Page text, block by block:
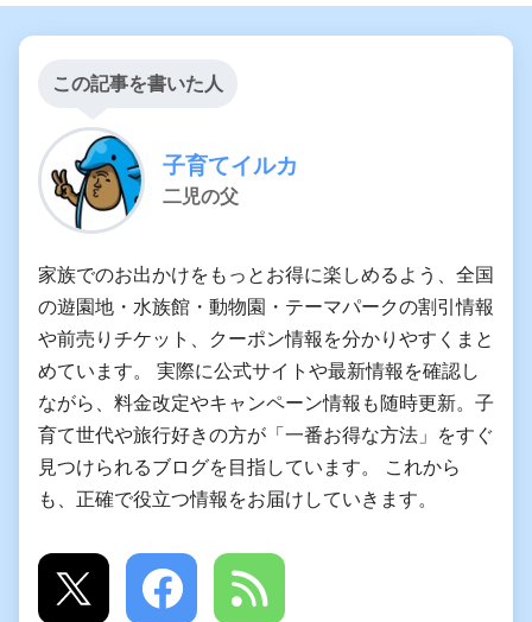
この記事を書いた人
子育てイルカ
二児の父
家族でのお出かけをもっとお得に楽しめるよう、全国
の遊園地・水族館・動物園・テーマパークの割引情報
や前売りチケット、クーポン情報を分かりやすくまと
めています。 実際に公式サイトや最新情報を確認し
ながら、料金改定やキャンペーン情報も随時更新。子
育て世代や旅行好きの方が「一番お得な方法」をすぐ
見つけられるブログを目指しています。 これから
も、正確で役立つ情報をお届けしていきます。